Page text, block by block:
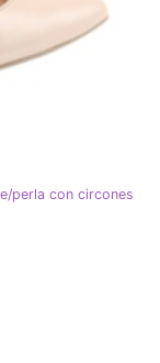
perla con circones